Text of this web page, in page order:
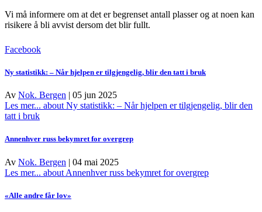
Vi må informere om at det er begrenset antall plasser og at noen kan
risikere å bli avvist dersom det blir fullt.
Facebook
Ny statistikk: – Når hjelpen er tilgjengelig, blir den tatt i bruk
Av Nok. Bergen | 05 jun 2025
Les mer... about Ny statistikk: – Når hjelpen er tilgjengelig, blir den
tatt i bruk
Annenhver russ bekymret for overgrep
Av Nok. Bergen | 04 mai 2025
Les mer... about Annenhver russ bekymret for overgrep
«Alle andre får lov»